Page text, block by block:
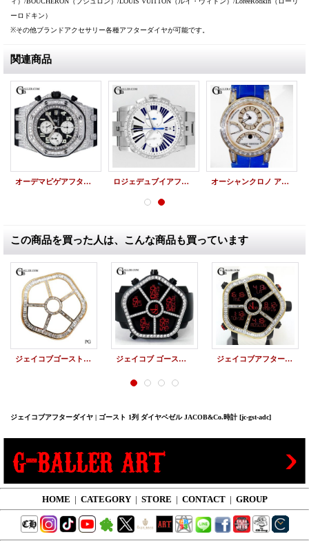
ーロドキン）
※その他ブランドアクセサリー各種アフターダイヤが可能です。
関連商品
オーデマピゲアフターダイヤ ロイヤルオーク パヴェダイヤモンド ロジェデュブイアフターダイヤ | エクスカリバー42 マイクロローター クロノグラフ オーシャンクロノ アフターダイヤ HARRY WINSTON バケットダイヤ加工
この商品を買った人は、こんな商品も買っています
ジェイコブゴースト用 18K バゲットダイヤモンドベゼル JACOB&CO時計 ジェイコブ ゴースト ベゼルダイヤモンド JC-GST-CBN JACOB&Co.時計 ジェイコブアフターダイヤ | ゴースト 18KYG バゲットダイヤベゼル JACOB&Co.時計
ジェイコブアフターダイヤ | ゴースト 1列 ダイヤベゼル JACOB&Co.時計 [jc-gst-adc]
HOME | CATEGORY | STORE | CONTACT | GROUP